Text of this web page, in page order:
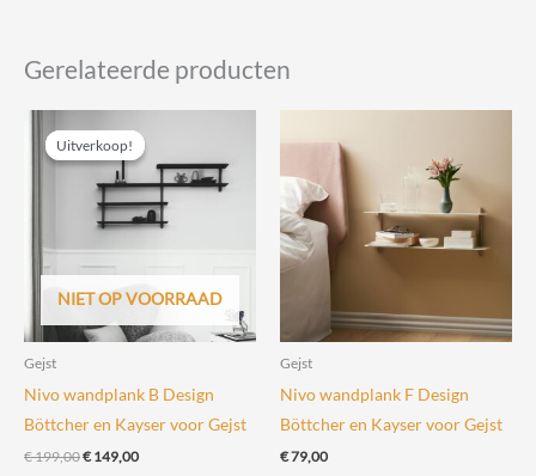
Gerelateerde producten
Uitverkoop!
NIET OP VOORRAAD
Uitverkoop!
Gejst
Nivo wandplank B Design
Böttcher en Kayser voor Gejst
€199,00Oorspronkelijke
€149,00Huidige
Gejst
Nivo wandplank F Design
Böttcher en Kayser voor Gejst
€79,00